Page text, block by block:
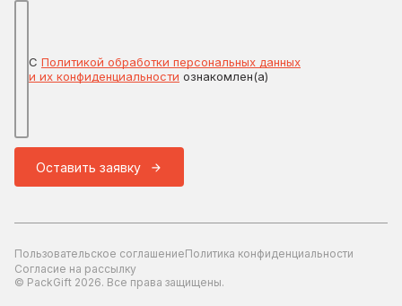
С Политикой обработки персональных данных
и их конфиденциальности ознакомлен(а)
Оставить заявку
Пользовательское соглашениеПолитика конфиденциальности
Согласие на рассылку
© PackGift 2026. Все права защищены.